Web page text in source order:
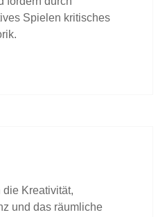
Spielen kritisches
Kreativität,
und das räumliche